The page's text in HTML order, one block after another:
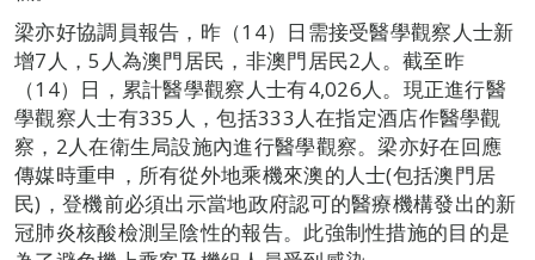
梁亦好協調員報告，昨（14）日需接受醫學觀察人士新
增7人，5人為澳門居民，非澳門居民2人。截至昨
（14）日，累計醫學觀察人士有4,026人。現正進行醫
學觀察人士有335人，包括333人在指定酒店作醫學觀
察，2人在衛生局設施內進行醫學觀察。梁亦好在回應
傳媒時重申，所有從外地乘機來澳的人士(包括澳門居
民)，登機前必須出示當地政府認可的醫療機構發出的新
冠肺炎核酸檢測呈陰性的報告。此強制性措施的目的是